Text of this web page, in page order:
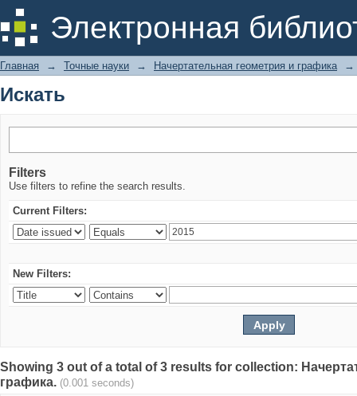
Электронная
Искать
Главная → Точные науки → Начертательная геометрия и графика →
Искать
Filters
Use filters to refine the search results.
Current Filters:
New Filters:
Showing 3 out of a total of 3 results for collection:
графика. (0.001 seconds)